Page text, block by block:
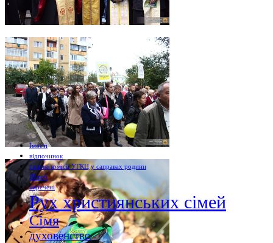
Їмості
відпочинок
голова комісії УГКЦ у саправах родини
Шлюб
наречені
Рух християнських сімей
Сімя
духовенство